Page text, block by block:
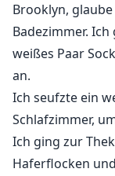
Brooklyn,
Badezimmer.
weißes Paar
an.
Ich seufzte ein
Schlafzimmer,
Ich ging zur
Haferflocken